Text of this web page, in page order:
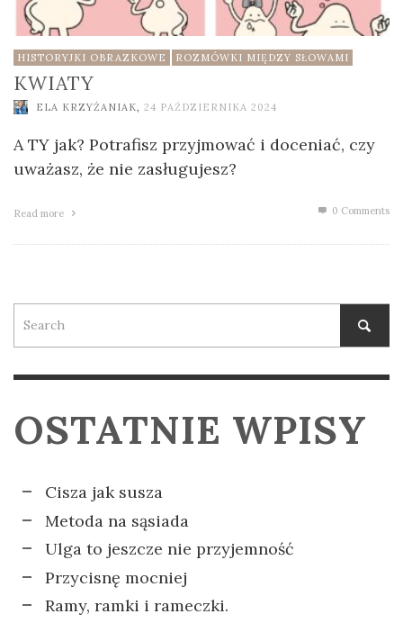
HISTORYJKI OBRAZKOWE ROZMÓWKI MIĘDZY SŁOWAMI
KWIATY
ELA KRZYŻANIAK, 24 PAŹDZIERNIKA 2024
A TY jak? Potrafisz przyjmować i doceniać, czy
uważasz, że nie zasługujesz?
Read more 0 Comments
OSTATNIE WPISY
Cisza jak susza
Metoda na sąsiada
Ulga to jeszcze nie przyjemność
Przycisnę mocniej
Ramy, ramki i rameczki.